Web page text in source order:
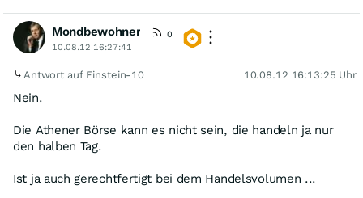
Mondbewohner
0
10.08.12 16:27:41
Antwort auf Einstein-10 10.08.12 16:13:25 Uhr
Nein.
Die Athener Börse kann es nicht sein, die handeln ja nur
den halben Tag.
Ist ja auch gerechtfertigt bei dem Handelsvolumen ...